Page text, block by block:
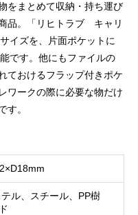
をまとめて収納・持ち運び
品。「リヒトラブ キャリ
イズを、片面ポケットに
です。他にもファイルの
ておけるフラップ付きポケ
ワークの際に必要な物だけ
す。
ル、スチール、PP樹